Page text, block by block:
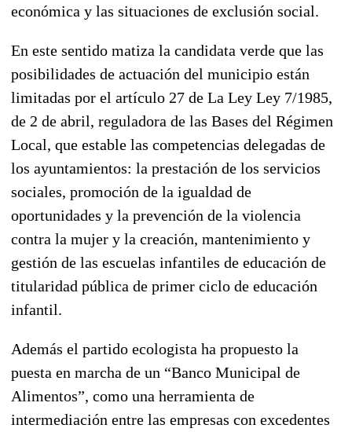
económica y las situaciones de exclusión social.
En este sentido matiza la candidata verde que las
posibilidades de actuación del municipio están
limitadas por el artículo 27 de La Ley Ley 7/1985,
de 2 de abril, reguladora de las Bases del Régimen
Local, que estable las competencias delegadas de
los ayuntamientos: la prestación de los servicios
sociales, promoción de la igualdad de
oportunidades y la prevención de la violencia
contra la mujer y la creación, mantenimiento y
gestión de las escuelas infantiles de educación de
titularidad pública de primer ciclo de educación
infantil.
Además el partido ecologista ha propuesto la
puesta en marcha de un “Banco Municipal de
Alimentos”, como una herramienta de
intermediación entre las empresas con excedentes